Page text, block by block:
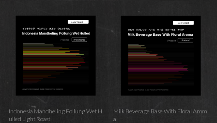
Indonesia Mandheling Pollung Wet H
ulled Light Roast
Milk Beverage Base With Floral Arom
a